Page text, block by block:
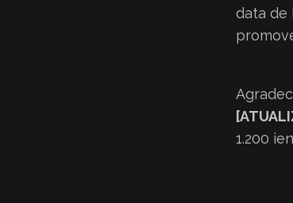
data de
1.200